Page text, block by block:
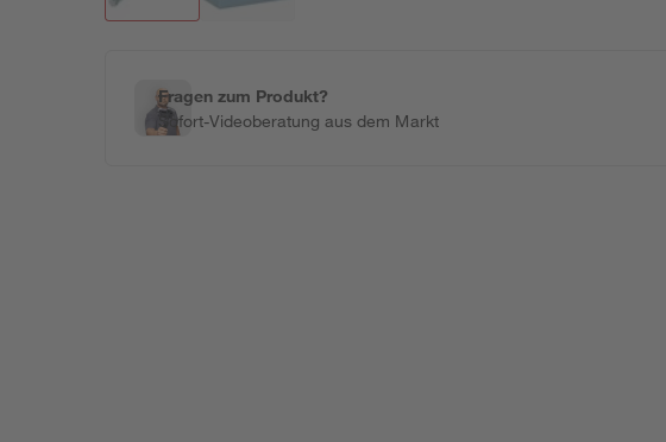
Fragen zum Produkt?
Sofort-Videoberatung aus dem Markt